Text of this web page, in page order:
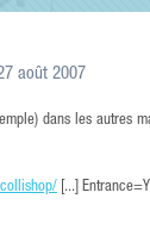
août 2007
dans les autres
[...] Entrance=Y